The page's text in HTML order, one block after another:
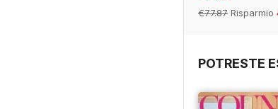
€77.87 Risparmio
POTRESTE